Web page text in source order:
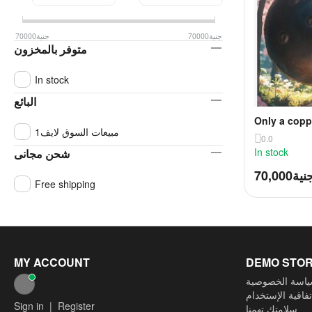
Only a
Mamluk era
0.0
In stock
70,000
جنية70000 جنية70000
متوفر بالمخزون
In stock
البائع
مبيعات السوق لايف1
شحن مجانى
Free shipping
MY ACCOUNT
Sign in | Register
DEMO
الخصوصية
الإستخدام
سلامتك تهمنا